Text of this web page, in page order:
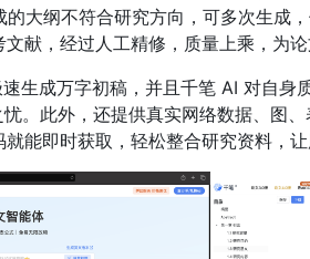
大纲不符合研究方向，可多次生成
献，经过人工精修，质量上乘，为论
速生成万字初稿，并且千笔 AI 对自身
。此外，还提供真实网络数据、图
能即时获取，轻松整合研究资料，让